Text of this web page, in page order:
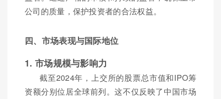
公司的质量，保护投资者的合法权益。
四、市场表现与国际地位
1. 市场规模与影响力
截至2024年，上交所的股票总市值和IPO筹
资额分别位居全球前列。这不仅反映了中国市场